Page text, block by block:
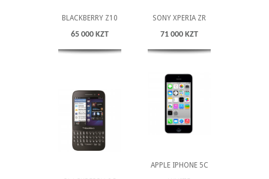
BLACKBERRY Z10
65 000 KZT
SONY XPERIA ZR
71 000 KZT
APPLE IPHONE 5C